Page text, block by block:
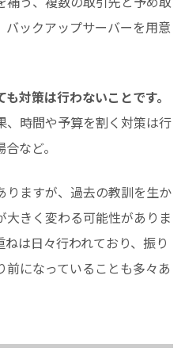
ックアップサーバーを用意
対策は行わないことです。
、時間や予算を割く対策は行
など。
りますが、過去の教訓を生か
大きく変わる可能性がありま
は日々行われており、振り
になっていることも多々あ